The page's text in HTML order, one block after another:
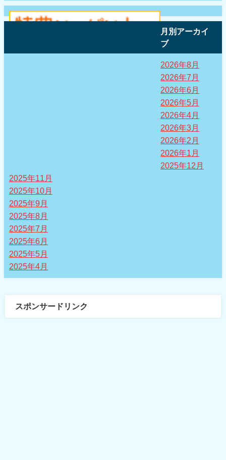
月別アーカイ
ブ
2026年8月
2026年7月
2026年6月
2026年5月
2026年4月
2026年3月
2026年2月
2026年1月
2025年12月
2025年11月
2025年10月
2025年9月
2025年8月
2025年7月
2025年6月
2025年5月
2025年4月
スポンサードリンク